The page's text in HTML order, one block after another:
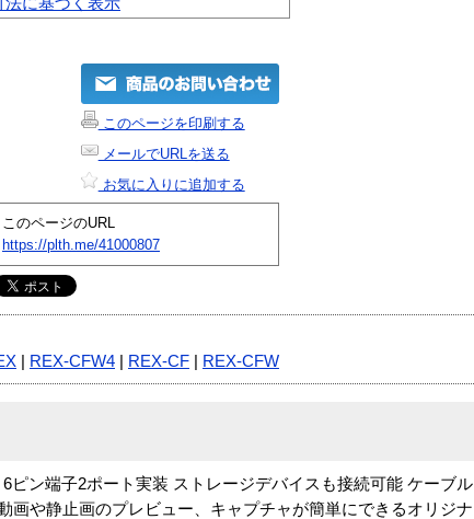
このページを印刷する
メールでURLを送る
お気に入りに追加する
このページのURL
https://plth.me/41000807
REX-CFW4 REX-CF REX-CFW
ン端子2ポート実装 ストレージデバイスも接続可能 ケーブル
や静止画のプレビュー、キャプチャが簡単にできるオリジナ